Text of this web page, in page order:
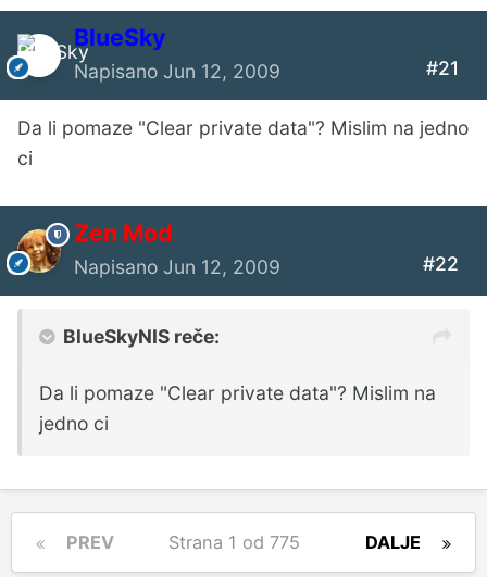
BlueSky
Napisano Jun 12, 2009 #21
Da li pomaze "Clear private data"? Mislim na jedno
ci
Zen Mod
Napisano Jun 12, 2009 #22
BlueSkyNIS reče:
Da li pomaze "Clear private data"? Mislim na
jedno ci
PREV DALJE
Strana 1 od 775